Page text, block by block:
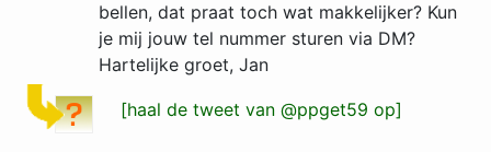
bellen, dat praat toch wat makkelijker? Kun
je mij jouw tel nummer sturen via DM?
Hartelijke groet, Jan
[haal de tweet van @ppget59 op]